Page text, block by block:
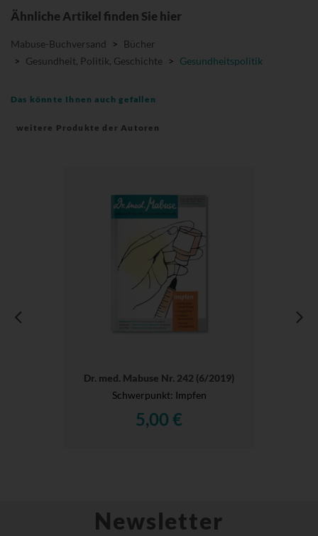
Ähnliche Artikel finden Sie hier
Mabuse-Buchversand > Bücher
> Gesundheit, Politik, Geschichte > Gesundheitspolitik
Das könnte Ihnen auch gefallen
weitere Produkte der Autoren
Dr. med. Mabuse Nr. 242 (6/2019)
Schwerpunkt: Impfen
5,00 €
Newsletter